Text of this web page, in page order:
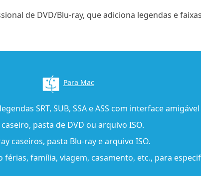
de DVD/Blu-ray, que adiciona legendas e
Para Mac
SRT, SUB, SSA e ASS com interface
pasta de DVD ou arquivo ISO.
caseiros, pasta Blu-ray e arquivo ISO.
família, viagem, casamento, etc., para